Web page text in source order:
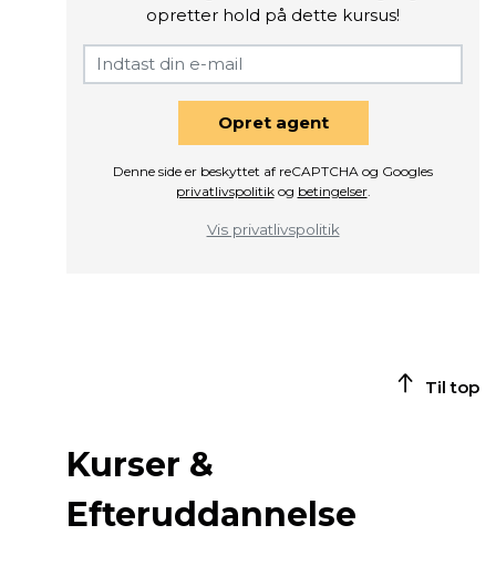
opretter hold på dette kursus!
Opret agent
Denne side er beskyttet af reCAPTCHA og Googles
privatlivspolitikog betingelser.
Vis privatlivspolitik
Til top
Kurser &
Efteruddannelse